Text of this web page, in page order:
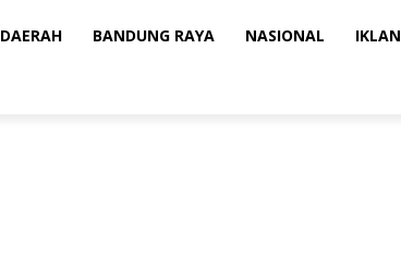
DAERAH BANDUNG RAYA NASIONAL IKLAN